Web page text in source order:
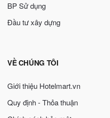
BP Sử dụng
Đầu tư xây dựng
VỀ CHÚNG TÔI
Giới thiệu Hotelmart.vn
Quy định - Thỏa thuận